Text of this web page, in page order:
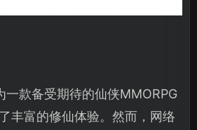
一款备受期待的仙侠MMORPG
丰富的修仙体验。然而，网络